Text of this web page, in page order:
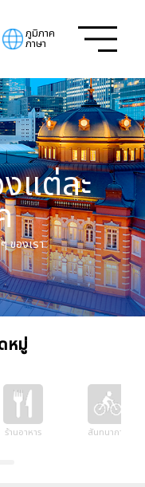
ภูมิภาค
ภาษา
แต่ละ
ของเรา
หมู่
ร้านอาหาร สันทนาการ